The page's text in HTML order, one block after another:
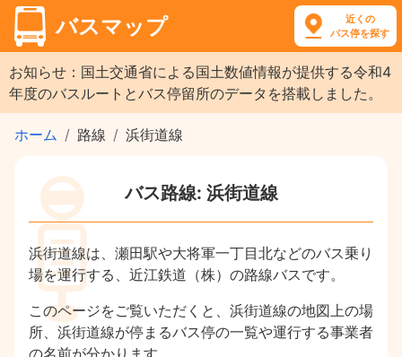
バスマップ
近くの
バス停を探す
お知らせ：国土交通省による国土数値情報が提供する令和4
年度のバスルートとバス停留所のデータを搭載しました。
ホーム 路線 浜街道線
バス路線: 浜街道線
浜街道線は、瀬田駅や大将軍一丁目北などのバス乗り
場を運行する、近江鉄道（株）の路線バスです。
このページをご覧いただくと、浜街道線の地図上の場
所、浜街道線が停まるバス停の一覧や運行する事業者
の名前が分かります。